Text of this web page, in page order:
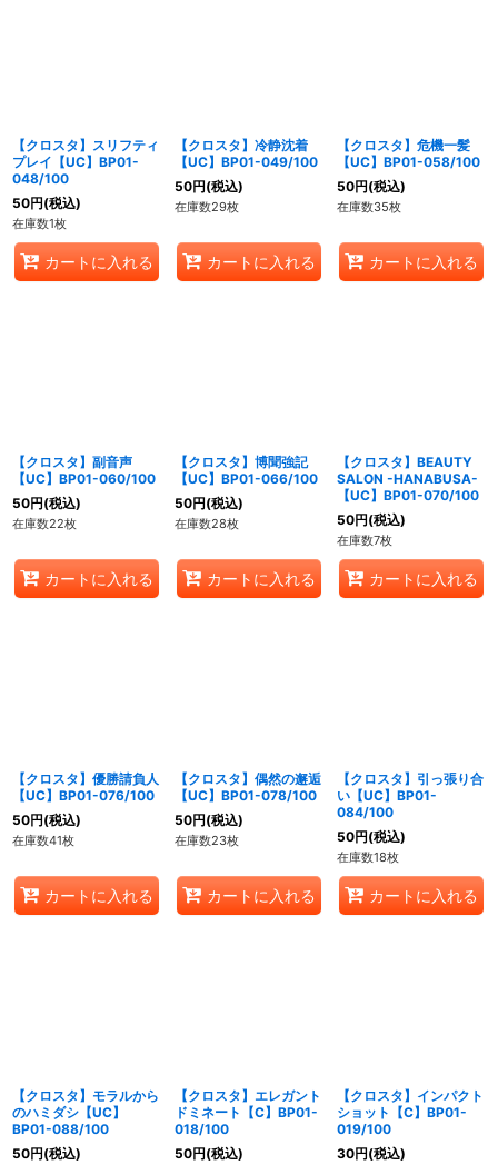
【クロスタ】スリフティ
プレイ【UC】BP01-
048/100
50円(税込)
在庫数1枚
カートに入れる
【クロスタ】冷静沈着
【UC】BP01-049/100
50円(税込)
在庫数29枚
カートに入れる
【クロスタ】危機一髪
【UC】BP01-058/100
50円(税込)
在庫数35枚
カートに入れる
【クロスタ】副音声
【UC】BP01-060/100
50円(税込)
在庫数22枚
カートに入れる
【クロスタ】博聞強記
【UC】BP01-066/100
50円(税込)
在庫数28枚
カートに入れる
【クロスタ】BEAUTY
SALON -HANABUSA-
【UC】BP01-070/100
50円(税込)
在庫数7枚
カートに入れる
【クロスタ】優勝請負人
【UC】BP01-076/100
50円(税込)
在庫数41枚
カートに入れる
【クロスタ】偶然の邂逅
【UC】BP01-078/100
50円(税込)
在庫数23枚
カートに入れる
【クロスタ】引っ張り合
い【UC】BP01-
084/100
50円(税込)
在庫数18枚
カートに入れる
【クロスタ】モラルから
のハミダシ【UC】
BP01-088/100
50円(税込)
【クロスタ】エレガント
ドミネート【C】BP01-
018/100
50円(税込)
【クロスタ】インパクト
ショット【C】BP01-
019/100
30円(税込)